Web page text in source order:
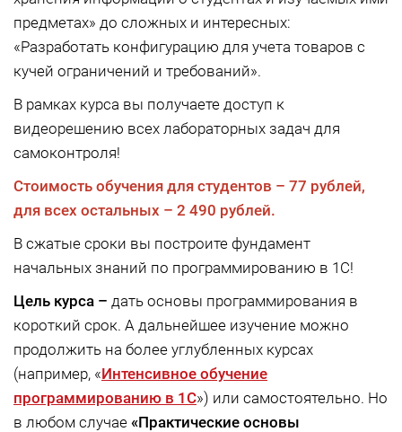
предметах» до сложных и интересных:
«Разработать конфигурацию для учета товаров с
кучей ограничений и требований».
В рамках курса вы получаете доступ к
видеорешению всех лабораторных задач для
самоконтроля!
Стоимость обучения для студентов – 77 рублей,
для всех остальных – 2 490 рублей.
В сжатые сроки вы построите фундамент
начальных знаний по программированию в 1С!
Цель курса – дать основы программирования в
короткий срок. А дальнейшее изучение можно
продолжить на более углубленных курсах
(например, «Интенсивное обучение
программированию в 1С») или самостоятельно. Но
в любом случае «Практические основы